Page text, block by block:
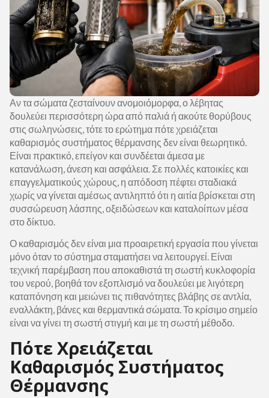
Αν τα σώματα ζεσταίνουν ανομοιόμορφα, ο λέβητας
δουλεύει περισσότερη ώρα από παλιά ή ακούτε θορύβους
στις σωληνώσεις, τότε το ερώτημα πότε χρειάζεται
καθαρισμός συστήματος θέρμανσης δεν είναι θεωρητικό.
Είναι πρακτικό, επείγον και συνδέεται άμεσα με
κατανάλωση, άνεση και ασφάλεια. Σε πολλές κατοικίες και
επαγγελματικούς χώρους, η απόδοση πέφτει σταδιακά
χωρίς να γίνεται αμέσως αντιληπτό ότι η αιτία βρίσκεται στη
συσσώρευση λάσπης, οξειδώσεων και καταλοίπων μέσα
στο δίκτυο.
Ο καθαρισμός δεν είναι μια προαιρετική εργασία που γίνεται
μόνο όταν το σύστημα σταματήσει να λειτουργεί. Είναι
τεχνική παρέμβαση που αποκαθιστά τη σωστή κυκλοφορία
του νερού, βοηθά τον εξοπλισμό να δουλεύει με λιγότερη
καταπόνηση και μειώνει τις πιθανότητες βλάβης σε αντλία,
εναλλάκτη, βάνες και θερμαντικά σώματα. Το κρίσιμο σημείο
είναι να γίνει τη σωστή στιγμή και με τη σωστή μέθοδο.
Πότε Χρειάζεται
Καθαρισμός Συστήματος
Θέρμανσης